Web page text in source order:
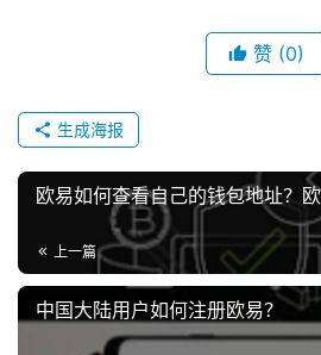
赞 (0)
生成海报
欧易如何查看自己的钱包地址？
上一篇
中国大陆用户如何注册欧易？